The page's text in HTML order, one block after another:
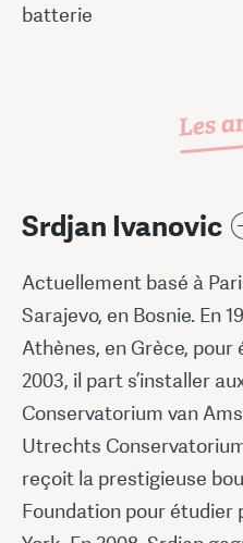
batterie
Les
Srdjan Ivanovic
Actuellement basé à
Sarajevo, en Bosnie. En
Athènes, en Grèce, pour
2003, il part s’installer
Conservatorium van
Utrechts
reçoit la prestigieuse
Foundation pour étudier